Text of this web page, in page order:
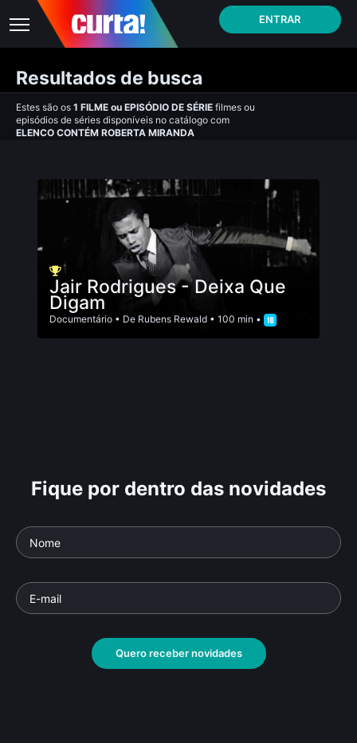
ENTRAR
Resultados de busca
Estes são os 1 FILME ou EPISÓDIO DE SÉRIE filmes ou
episódios de séries disponíveis no catálogo com
ELENCO CONTÉM ROBERTA MIRANDA
Jair Rodrigues - Deixa Que
Digam
Documentário • De Rubens Rewald • 100 min •
Fique por dentro das novidades
Quero receber novidades